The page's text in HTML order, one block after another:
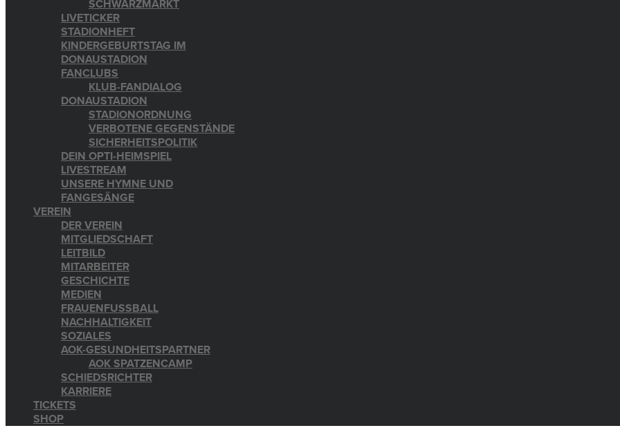
SCHWARZMARKT
LIVETICKER
STADIONHEFT
KINDERGEBURTSTAG IM
DONAUSTADION
FANCLUBS
KLUB-FANDIALOG
DONAUSTADION
STADIONORDNUNG
VERBOTENE GEGENSTÄNDE
SICHERHEITSPOLITIK
DEIN OPTI-HEIMSPIEL
LIVESTREAM
UNSERE HYMNE UND
FANGESÄNGE
VEREIN
DER VEREIN
MITGLIEDSCHAFT
LEITBILD
MITARBEITER
GESCHICHTE
MEDIEN
FRAUENFUSSBALL
NACHHALTIGKEIT
SOZIALES
AOK-GESUNDHEITSPARTNER
AOK SPATZENCAMP
SCHIEDSRICHTER
KARRIERE
TICKETS
SHOP